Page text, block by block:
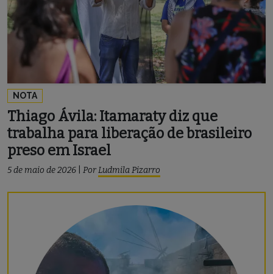
NOTA
Thiago Ávila: Itamaraty diz que
trabalha para liberação de brasileiro
preso em Israel
5 de maio de 2026 PorLudmila Pizarro